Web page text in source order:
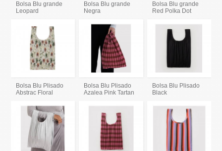
Bolsa Blu grande
Leopard
Bolsa Blu grande
Negra
Bolsa Blu grande
Red Polka Dot
Bolsa Blu Plisado
Abstrac Floral
Bolsa Blu Plisado
Azalea Pink Tartan
Bolsa Blu Plisado
Black